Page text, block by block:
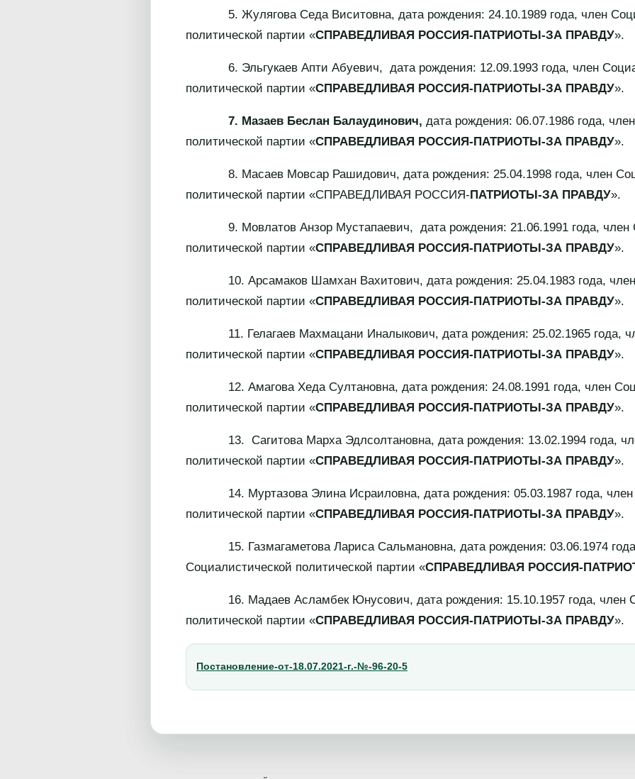
5. Жулягова Седа Виситовна, дата рождения: 24.10.1989 года, член
политической партии «СПРАВЕДЛИВАЯ РОССИЯ-ПАТРИОТЫ-ЗА ПРАВДУ».
6. Эльгукаев Апти Абуевич, дата рождения: 12.09.1993 года, член
политической партии «СПРАВЕДЛИВАЯ РОССИЯ-ПАТРИОТЫ-ЗА ПРАВДУ».
7. Мазаев Беслан Балаудинович, дата рождения: 06.07.1986 года,
политической партии «СПРАВЕДЛИВАЯ РОССИЯ-ПАТРИОТЫ-ЗА ПРАВДУ».
8. Масаев Мовсар Рашидович, дата рождения: 25.04.1998 года, член
политической партии «СПРАВЕДЛИВАЯ РОССИЯ-ПАТРИОТЫ-ЗА ПРАВДУ».
9. Мовлатов Анзор Мустапаевич, дата рождения: 21.06.1991 года, член
политической партии «СПРАВЕДЛИВАЯ РОССИЯ-ПАТРИОТЫ-ЗА ПРАВДУ».
10. Арсамаков Шамхан Вахитович, дата рождения: 25.04.1983 года, член
политической партии «СПРАВЕДЛИВАЯ РОССИЯ-ПАТРИОТЫ-ЗА ПРАВДУ».
11. Гелагаев Махмацани Иналыкович, дата рождения: 25.02.1965 года,
политической партии «СПРАВЕДЛИВАЯ РОССИЯ-ПАТРИОТЫ-ЗА ПРАВДУ».
12. Амагова Хеда Султановна, дата рождения: 24.08.1991 года, член
политической партии «СПРАВЕДЛИВАЯ РОССИЯ-ПАТРИОТЫ-ЗА ПРАВДУ».
13. Сагитова Марха Эдлсолтановна, дата рождения: 13.02.1994 года,
политической партии «СПРАВЕДЛИВАЯ РОССИЯ-ПАТРИОТЫ-ЗА ПРАВДУ».
14. Муртазова Элина Исраиловна, дата рождения: 05.03.1987 года, член
политической партии «СПРАВЕДЛИВАЯ РОССИЯ-ПАТРИОТЫ-ЗА ПРАВДУ».
15. Газмагаметова Лариса Сальмановна, дата рождения: 03.06.1974
Социалистической политической партии «СПРАВЕДЛИВАЯ РОССИЯ-
16. Мадаев Асламбек Юнусович, дата рождения: 15.10.1957 года, член
политической партии «СПРАВЕДЛИВАЯ РОССИЯ-ПАТРИОТЫ-ЗА ПРАВДУ».
Постановление-от-18.07.2021-г.-№-96-20-5